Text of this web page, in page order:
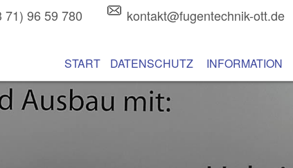
71) 96 59 780 kontakt@fugentechnik-ott.de
Hauptmenü
Zum Inhalt wechseln
Zum sekundären Inhalt wechseln
START DATENSCHUTZ INFORMATION